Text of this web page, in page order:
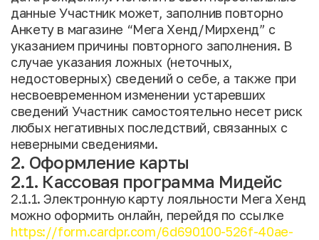
данные Участник может, заполнив повторно
Анкету в магазине “Мега Хенд/Мирхенд” с
указанием причины повторного заполнения. В
случае указания ложных (неточных,
недостоверных) сведений о себе, а также при
несвоевременном изменении устаревших
сведений Участник самостоятельно несет риск
любых негативных последствий, связанных с
неверными сведениями.
2. Оформление карты
2.1. Кассовая программа Мидейс
2.1.1. Электронную карту лояльности Мега Хенд
можно оформить онлайн, перейдя по ссылке
https://form.cardpr.com/6d690100-526f-40ae-